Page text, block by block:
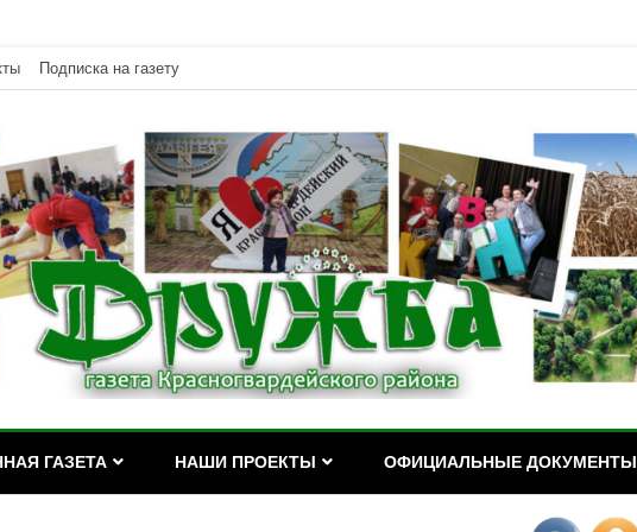
Подписка на газету
района РА
ГАЗЕТА НАШИ ПРОЕКТЫ ОФИЦИАЛЬНЫЕ ДОКУМЕНТЫ